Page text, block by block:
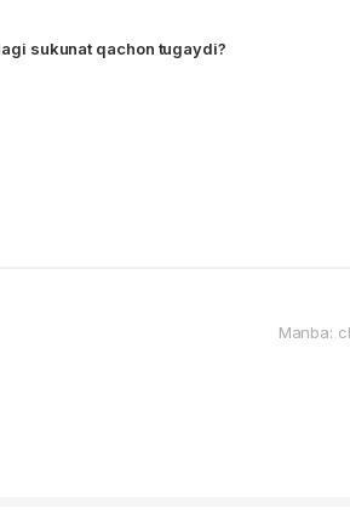
sukunat qachon tugaydi?
Manba: